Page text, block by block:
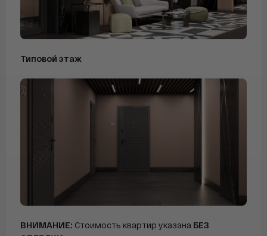
Типовой этаж
ВНИМАНИЕ: Стоимость квартир указана БЕЗ